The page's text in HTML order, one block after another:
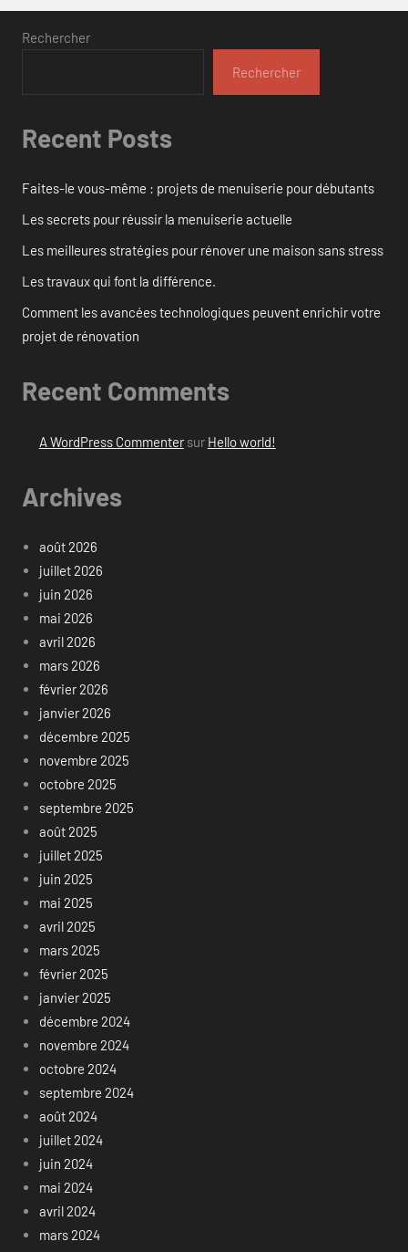
Rechercher
Rechercher
Recent Posts
Faites-le vous-même : projets de menuiserie pour débutants
Les secrets pour réussir la menuiserie actuelle
Les meilleures stratégies pour rénover une maison sans stress
Les travaux qui font la différence.
Comment les avancées technologiques peuvent enrichir votre
projet de rénovation
Recent Comments
A WordPress Commentersur Hello world!
Archives
août 2026
juillet 2026
juin 2026
mai 2026
avril 2026
mars 2026
février 2026
janvier 2026
décembre 2025
novembre 2025
octobre 2025
septembre 2025
août 2025
juillet 2025
juin 2025
mai 2025
avril 2025
mars 2025
février 2025
janvier 2025
décembre 2024
novembre 2024
octobre 2024
septembre 2024
août 2024
juillet 2024
juin 2024
mai 2024
avril 2024
mars 2024